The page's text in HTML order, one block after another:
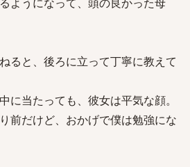
ると、後ろに立って丁寧に教えて
に当たっても、彼女は平気な顔。
前だけど、おかげで僕は勉強にな